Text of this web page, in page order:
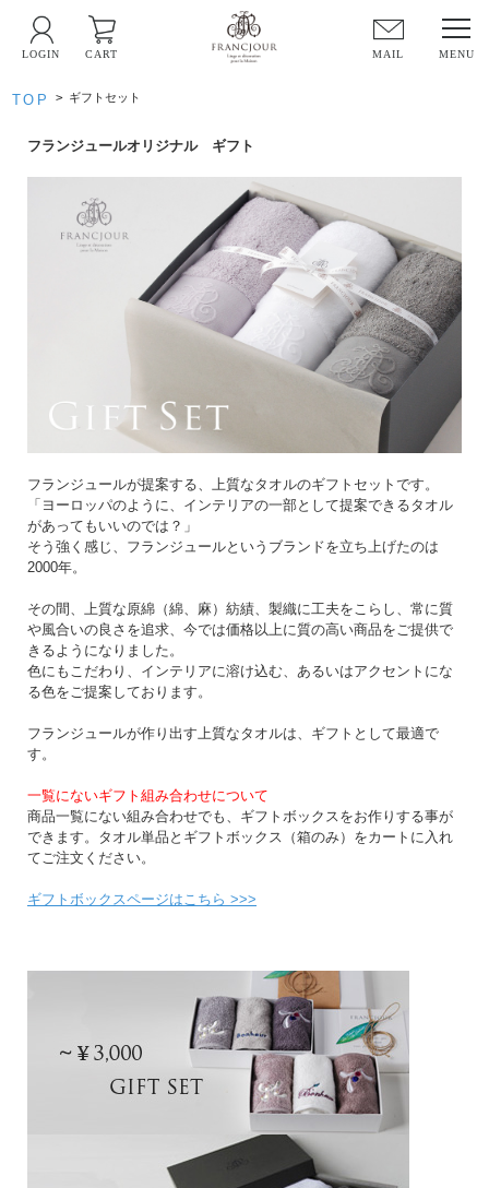
MAIL
LOGIN CART
TOP > ギフトセット
フランジュールオリジナル ギフト
フランジュールが提案する、上質なタオルのギフトセットです。
「ヨーロッパのように、インテリアの一部として提案できるタオル
があってもいいのでは？」
そう強く感じ、フランジュールというブランドを立ち上げたのは
2000年。
その間、上質な原綿（綿、麻）紡績、製織に工夫をこらし、常に質
や風合いの良さを追求、今では価格以上に質の高い商品をご提供で
きるようになりました。
色にもこだわり、インテリアに溶け込む、あるいはアクセントにな
る色をご提案しております。
フランジュールが作り出す上質なタオルは、ギフトとして最適で
す。
一覧にないギフト組み合わせについて
商品一覧にない組み合わせでも、ギフトボックスをお作りする事が
できます。タオル単品とギフトボックス（箱のみ）をカートに入れ
てご注文ください。
ギフトボックスページはこちら >>>